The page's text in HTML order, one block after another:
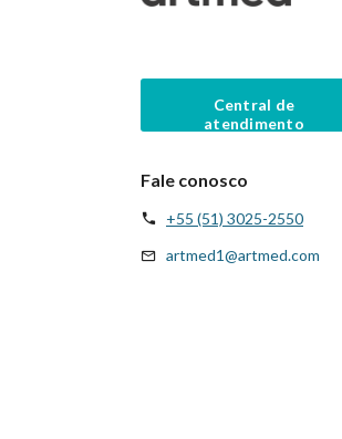
Central de
atendimento
Fale conosco
+55 (51) 3025-2550
artmed1@artmed.com